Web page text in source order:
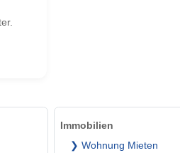
Immobilien
❯ Wohnung Mieten